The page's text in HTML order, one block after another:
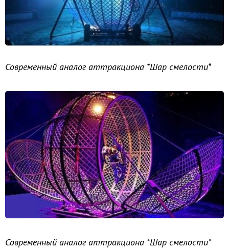
Современный аналог аттракциона *Шар смелости*
Современный аналог аттракциона *Шар смелости*